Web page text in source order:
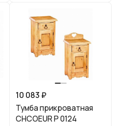
10 083 ₽
Тумба прикроватная
CHCOEUR P 0124